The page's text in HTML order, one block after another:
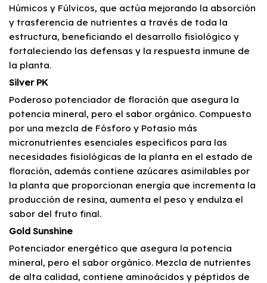
Húmicos y Fúlvicos, que actúa mejorando la absorción
y trasferencia de nutrientes a través de toda la
estructura, beneficiando el desarrollo fisiológico y
fortaleciendo las defensas y la respuesta inmune de
la planta.
Silver PK
Poderoso potenciador de floración que asegura la
potencia mineral, pero el sabor orgánico. Compuesto
por una mezcla de Fósforo y Potasio más
micronutrientes esenciales específicos para las
necesidades fisiológicas de la planta en el estado de
floración, además contiene azúcares asimilables por
la planta que proporcionan energía que incrementa la
producción de resina, aumenta el peso y endulza el
sabor del fruto final.
Gold Sunshine
Potenciador energético que asegura la potencia
mineral, pero el sabor orgánico. Mezcla de nutrientes
de alta calidad, contiene aminoácidos y péptidos de